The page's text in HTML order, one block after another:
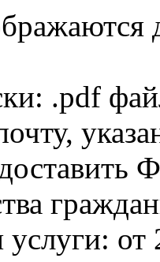
.pdf
от